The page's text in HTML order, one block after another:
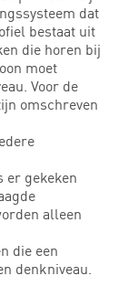
dat
bestaat uit
die horen bij
moet
Voor de
omschreven
er gekeken
alleen
die een
denkniveau.